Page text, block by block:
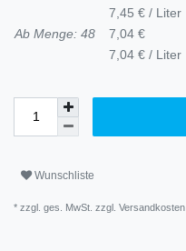
7,45 € / Liter
Ab Menge: 48
7,04 €
7,04 € / Liter
Wunschliste
* zzgl. ges. MwSt. zzgl. Versandkosten